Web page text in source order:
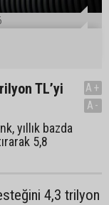
TL’yi
yıllık bazda
5,8
A+
A-
4,3 trilyon